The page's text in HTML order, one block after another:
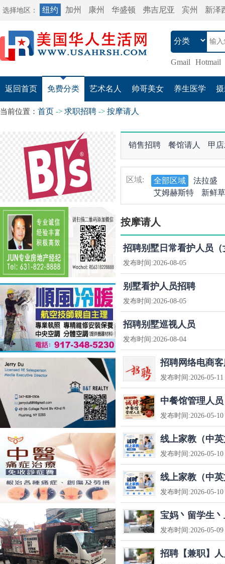
选择地区： 纽约 加州 康州 华盛顿 弗吉尼亚 宾州 新泽
Gmail Hotmail
返回首页 免费分类 艺术名人 帅哥美女 养生医学
当前位置： 首页 -> 求职招聘 -> 按摩请人
销售招聘 餐馆请人 甲
区域: 全部区域
法拉盛
艾姆赫斯特
新鲜
按摩请人
招聘别墅日常看护人员
发布时间:2026-08-05
别墅看护人员招聘
发布时间:2026-08-05
招聘别墅巡视人员
发布时间:2026-08-04
招聘网络电商
发布时间:2026-05-11
中餐馆管理人员
发布时间:2026-05-10
线上家教（中
发布时间:2026-05-10
线上家教（中
发布时间:2026-05-10
宝妈丶留学生
发布时间:2026-05-09
招聘【兼职】